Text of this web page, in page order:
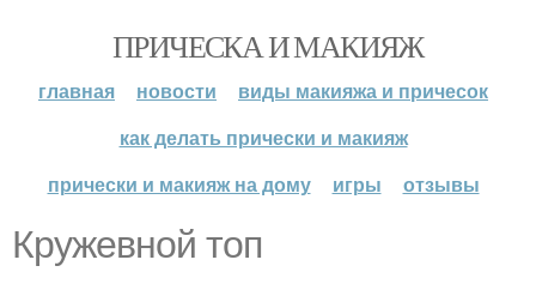
ПРИЧЕСКА И МАКИЯЖ
главная новости
виды макияжа и причесок
как делать прически и макияж
прически и макияж на дому
игры отзывы
Кружевной топ